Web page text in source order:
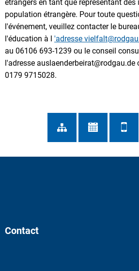
étrangers en tant que représentant des
population étrangère. Pour toute
l'événement, veuillez contacter le
l'éducation à l 'adresse
au 06106 693-1239 ou le conseil
l'adresse auslaenderbeirat@rodgau.de
0179 9715028.
Contact